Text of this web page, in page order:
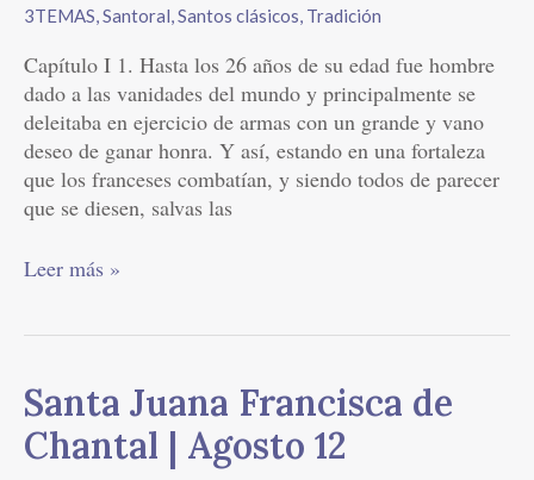
3TEMAS,Santoral,Santos clásicos, Tradición
Capítulo I 1. Hasta los 26 años de su edad fue hombre
dado a las vanidades del mundo y principalmente se
deleitaba en ejercicio de armas con un grande y vano
deseo de ganar honra. Y así, estando en una fortaleza
que los franceses combatían, y siendo todos de parecer
que se diesen, salvas las
Leer más »
Santa Juana Francisca de
Chantal | Agosto 12
Santa
Juana
Francisca